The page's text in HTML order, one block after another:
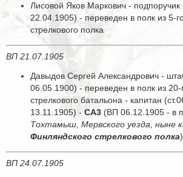
Лисовой Яков Маркович -
22.04.1905) - переведен в полк из 5-
стрелкового полка
ВП 21.07.1905
Давыдов Сергей Александрович -
06.05.1900) - переведен в полк из 20-
стрелкового батальона - капитан
13.11.1905) - СА3 (ВП 06.12.1905 - в
Тохтамыш, Мервского уезда, ныне
Финляндского стрелкового полка)
ВП 24.07.1905